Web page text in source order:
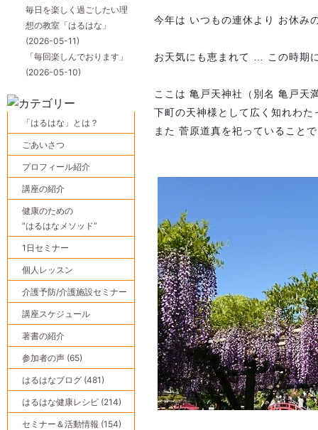
今年は いつもの連休より お休み
お天気にも恵まれて … この時期
ここは 亀戸天神社（別名 亀戸天
下町の天神様として広く知れわた
また 菅原道真を祀っていること
毎日を楽しく過ごしたい理
想の教室「はるはな」
(2026-05-11)
「毎回楽しんでおります」
(2026-05-10)
「はるはな」とは？
ごあいさつ
プロフィール紹介
講座の紹介
健康のための
“はるはなメソッド”
1日セミナー
個人レッスン
介護予防/介護施設セミナー
講座スケジュール
著書の紹介
参加者の声 (65)
はるはなブログ (481)
はるはな健康レシピ (214)
セミナー＆活動情報 (154)